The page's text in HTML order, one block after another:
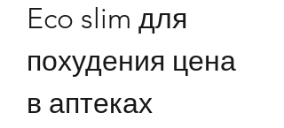
Eco slim для
похудения цена
в аптеках